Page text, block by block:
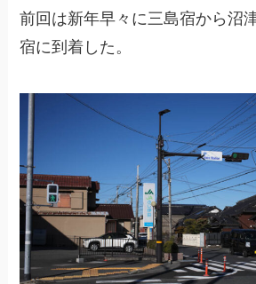
前回は新年早々に三島宿から沼
宿に到着した。